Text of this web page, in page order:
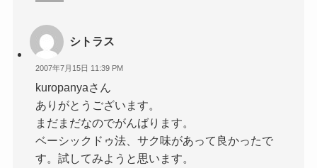
シトラス
2007年7月15日 11:39 PM
kuropanyaさん
ありがとうございます。
まだまだなのでがんばります。
ベーシックドゥ法、サク味があって良かったで
す。試してみようと思います。